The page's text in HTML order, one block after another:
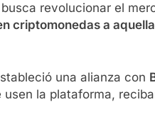
revolucionar el
criptomonedas a
una alianza con
la plataforma,